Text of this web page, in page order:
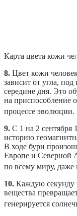
Карта цвета кожи
8. Цвет кожи
зависит от угла,
середине дня. Это
на приспособление
процессе эволюции.
9. С 1 на 2 сентября
историю
В ходе бури
Европе и Северной
по всему миру,
10. Каждую секунду
вещества
генерируется